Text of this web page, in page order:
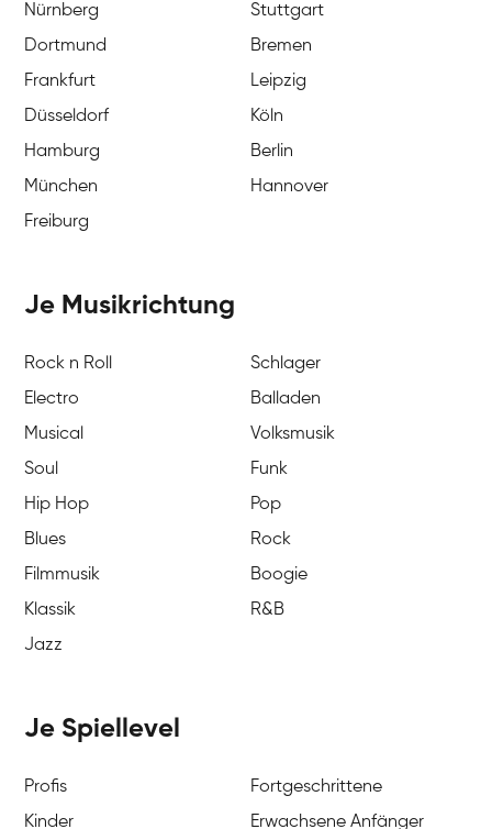
Nürnberg
Stuttgart
Dortmund
Bremen
Frankfurt
Leipzig
Düsseldorf
Köln
Hamburg
Berlin
München
Hannover
Freiburg
Je Musikrichtung
Rock n Roll
Schlager
Electro
Balladen
Musical
Volksmusik
Soul
Funk
Hip Hop
Pop
Blues
Rock
Filmmusik
Boogie
Klassik
R&B
Jazz
Je Spiellevel
Profis
Fortgeschrittene
Kinder
Erwachsene Anfänger